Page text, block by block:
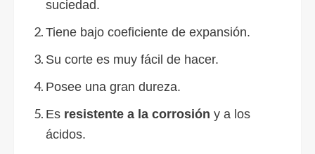
suciedad.
Tiene bajo coeficiente de expansión.
Su corte es muy fácil de hacer.
Posee una gran dureza.
Es resistente a la corrosión y a los
ácidos.